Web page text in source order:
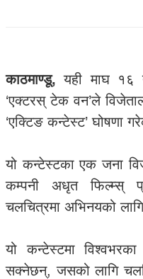
काठमाण्डू, यही माघ १६
‘एक्टरस् टेक वन’ले
‘एक्टिङ कन्टेस्ट’ घोषणा
यो कन्टेस्टका एक जना
कम्पनी अधृत फिल्म्स्
चलचित्रमा अभिनयको
यो कन्टेस्टमा
सक्नेछन्, जसको लागि